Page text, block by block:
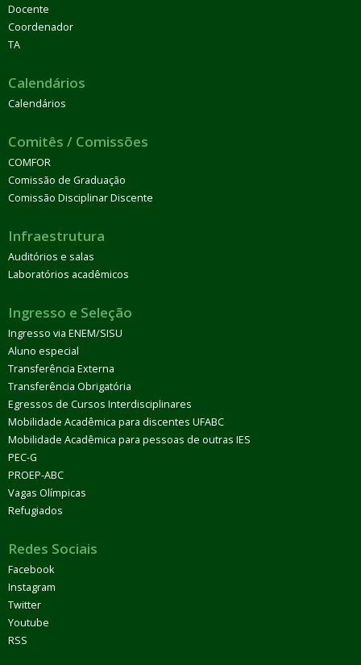
Docente
Coordenador
TA
Calendários
Calendários
Comitês / Comissões
COMFOR
Comissão de Graduação
Comissão Disciplinar Discente
Infraestrutura
Auditórios e salas
Laboratórios acadêmicos
Ingresso e Seleção
Ingresso via ENEM/SISU
Aluno especial
Transferência Externa
Transferência Obrigatória
Egressos de Cursos Interdisciplinares
Mobilidade Acadêmica para discentes UFABC
Mobilidade Acadêmica para pessoas de outras IES
PEC-G
PROEP-ABC
Vagas Olímpicas
Refugiados
Redes Sociais
Facebook
Instagram
Twitter
Youtube
RSS